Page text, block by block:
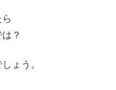
？
ょう。